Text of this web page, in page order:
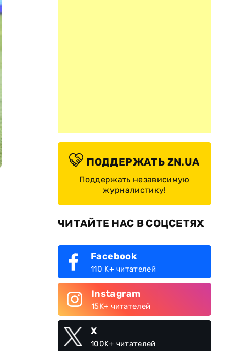
ПОДДЕРЖАТЬ ZN.UA
Поддержать независимую
журналистику!
ЧИТАЙТЕ НАС В СОЦСЕТЯХ
Facebook
110 K+ читателей
Instagram
15K+ читателей
X
100K+ читателей